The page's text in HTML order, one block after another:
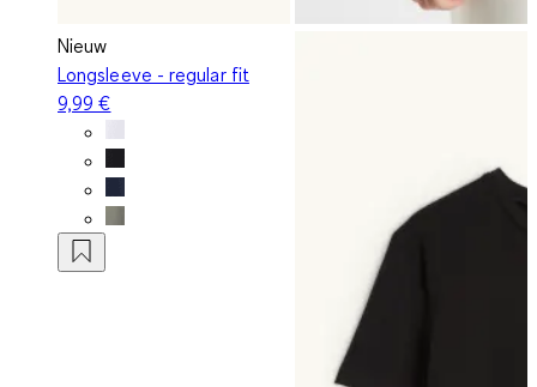
Nieuw
Longsleeve - regular fit
9,99 €